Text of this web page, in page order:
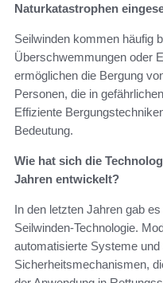
Naturkatastrophen
Seilwinden kommen häufig
Überschwemmungen oder
ermöglichen die Bergung
Personen, die in
Effiziente
Bedeutung.
Wie hat sich die
Jahren entwickelt?
In den letzten Jahren gab
Seilwinden-Technologie.
automatisierte Systeme
Sicherheitsmechanismen,